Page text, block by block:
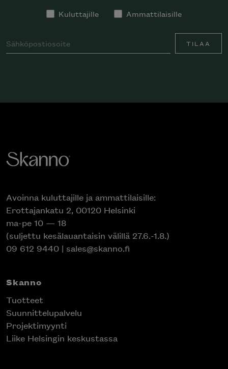
Kuluttajille Ammattilaisille
TILAA
Avoinna kuluttajille ja ammattilaisille:
Erottajankatu 2, 00120 Helsinki
ma-pe 10 — 18
(suljettu kesälauantaisin välillä 27.6.-1.8.)
09 612 9440 | sales@skanno.fi
Skanno
Tuotteet
Suunnittelupalvelu
Projektimyynti
Liike Helsingin keskustassa